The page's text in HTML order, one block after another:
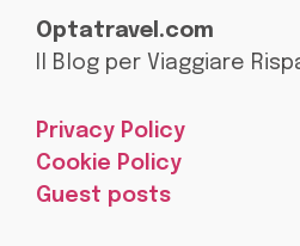
Optatravel.com
Il Blog per Viaggiare
Privacy Policy
Cookie Policy
Guest posts